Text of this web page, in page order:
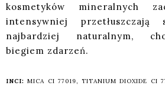
kosmetyków mineralnych
intensywniej
najbardziej naturalnym,
biegiem zdarzeń.
INCI:MICA CI 77019, TITANIUM DIOXIDE CI